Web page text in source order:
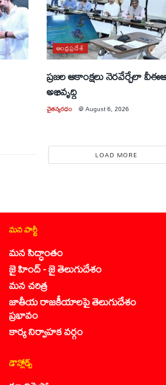
ఆంధ్రప్రదేశ్
ప్రజల ఆకాంక్షలు నెరవేర్చేలా
అభివృద్ధి
చైతన్యరధం @August 6, 2026
LOAD MORE
మన పార్టీ
మన సిద్ధాంతం
జై హింద్ - జై తెలుగుదేశం
మన చరిత్ర
జాతీయ రాజకీయాలపై తెలుగుదేశం
ప్రభావం
కార్య నిర్వాహక వర్గం
డౌన్లోడ్స్